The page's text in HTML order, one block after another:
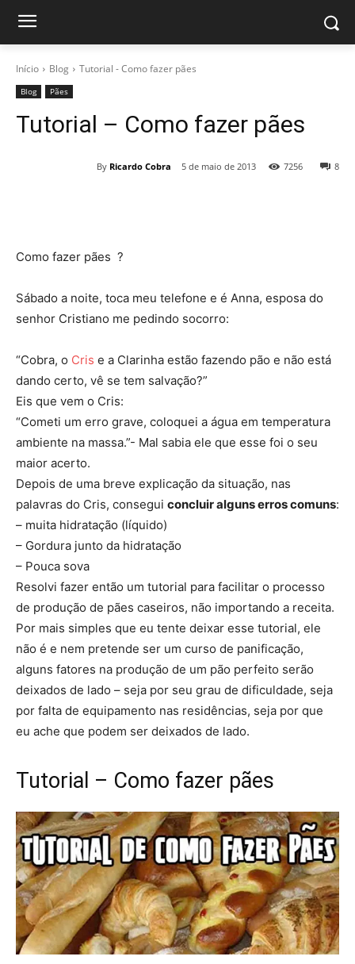
Início Blog Tutorial - Como fazer pães
Blog Pães
Tutorial – Como fazer pães
By Ricardo Cobra 5 de maio de 2013 8
7256
Como fazer pães ?
Sábado a noite, toca meu telefone e é Anna, esposa do
senhor Cristiano me pedindo socorro:
“Cobra, o Cris e a Clarinha estão fazendo pão e não está
dando certo, vê se tem salvação?”
Eis que vem o Cris:
“Cometi um erro grave, coloquei a água em temperatura
ambiente na massa.”- Mal sabia ele que esse foi o seu
maior acerto.
Depois de uma breve explicação da situação, nas
palavras do Cris, consegui concluir alguns erros comuns:
– muita hidratação (líquido)
– Gordura junto da hidratação
– Pouca sova
Resolvi fazer então um tutorial para facilitar o processo
de produção de pães caseiros, não importando a receita.
Por mais simples que eu tente deixar esse tutorial, ele
não é e nem pretende ser um curso de panificação,
alguns fatores na produção de um pão perfeito serão
deixados de lado – seja por seu grau de dificuldade, seja
por falta de equipamento nas residências, seja por que
eu ache que podem ser deixados de lado.
Tutorial – Como fazer pães